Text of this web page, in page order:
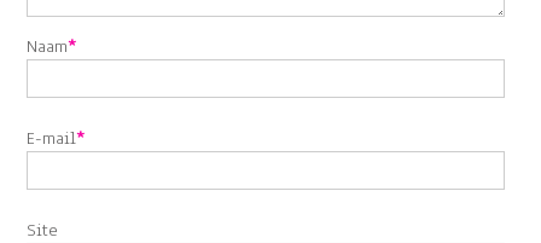
Naam*
E-mail*
Site